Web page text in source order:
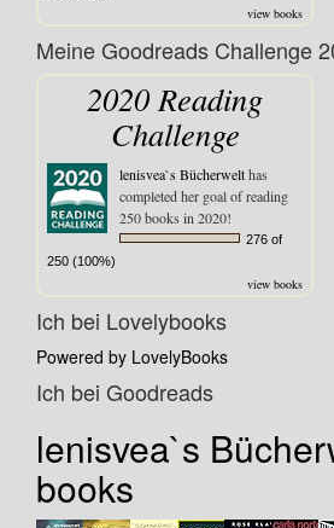
view books
Meine Goodreads Challenge
2020 Reading
Challenge
lenisvea`s Bücherwelthas
completed her goal of reading
250 books in 2020!
276 of
250 (100%)
view books
Ich bei Lovelybooks
Powered by LovelyBooks
Ich bei Goodreads
lenisvea`s
books